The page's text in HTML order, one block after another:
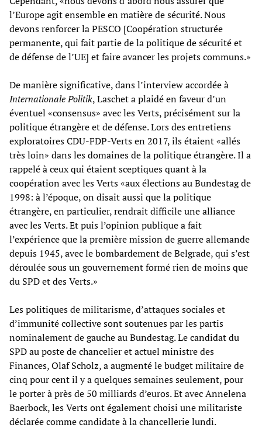
l’Europe agit ensemble en matière de sécurité. Nous
devons renforcer la PESCO [Coopération structurée
permanente, qui fait partie de la politique de sécurité et
de défense de l’UE] et faire avancer les projets communs.»
De manière significative, dans l’interview accordée à
Internationale Politik, Laschet a plaidé en faveur d’un
éventuel «consensus» avec les Verts, précisément sur la
politique étrangère et de défense. Lors des entretiens
exploratoires CDU-FDP-Verts en 2017, ils étaient «allés
très loin» dans les domaines de la politique étrangère. Il a
rappelé à ceux qui étaient sceptiques quant à la
coopération avec les Verts «aux élections au Bundestag de
1998: à l’époque, on disait aussi que la politique
étrangère, en particulier, rendrait difficile une alliance
avec les Verts. Et puis l’opinion publique a fait
l’expérience que la première mission de guerre allemande
depuis 1945, avec le bombardement de Belgrade, qui s’est
déroulée sous un gouvernement formé rien de moins que
du SPD et des Verts.»
Les politiques de militarisme, d’attaques sociales et
d’immunité collective sont soutenues par les partis
nominalement de gauche au Bundestag. Le candidat du
SPD au poste de chancelier et actuel ministre des
Finances, Olaf Scholz, a augmenté le budget militaire de
cinq pour cent il y a quelques semaines seulement, pour
le porter à près de 50 milliards d’euros. Et avec Annelena
Baerbock, les Verts ont également choisi une militariste
déclarée comme candidate à la chancellerie lundi.